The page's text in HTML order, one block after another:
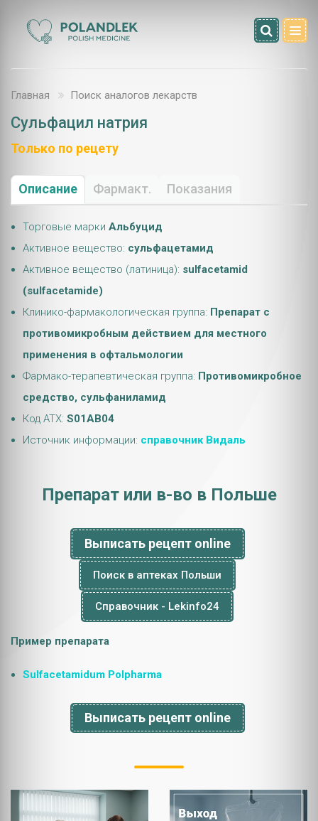
Главная Поиск аналогов лекарств
Сульфацил натрия
Только по рецету
Описание Фармакт. Показания
Торговые марки Альбуцид
Активное вещество: сульфацетамид
Активное вещество (латиница): sulfacetamid
(sulfacetamide)
Клинико-фармакологическая группа: Препарат с
противомикробным действием для местного
применения в офтальмологии
Фармако-терапевтическая группа: Противомикробное
средство, сульфаниламид
Код АТХ: S01AB04
Источник информации: справочник Видаль
Препарат или в-во в Польше
Выписать рецепт online
Поиск в аптеках Польши
Справочник - Lekinfo24
Пример препарата
Sulfacetamidum Polpharma
Выписать рецепт online